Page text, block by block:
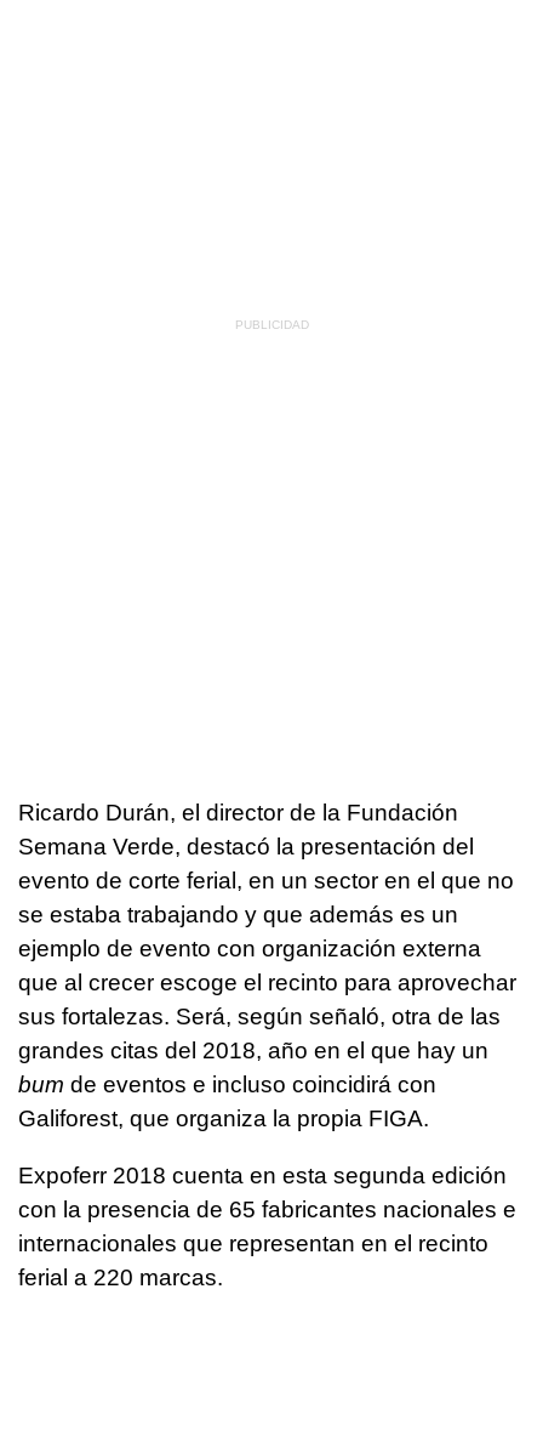
Ricardo Durán, el director de la Fundación
Semana Verde, destacó la presentación del
evento de corte ferial, en un sector en el que no
se estaba trabajando y que además es un
ejemplo de evento con organización externa
que al crecer escoge el recinto para aprovechar
sus fortalezas. Será, según señaló, otra de las
grandes citas del 2018, año en el que hay un
bum de eventos e incluso coincidirá con
Galiforest, que organiza la propia FIGA.
Expoferr 2018 cuenta en esta segunda edición
con la presencia de 65 fabricantes nacionales e
internacionales que representan en el recinto
ferial a 220 marcas.